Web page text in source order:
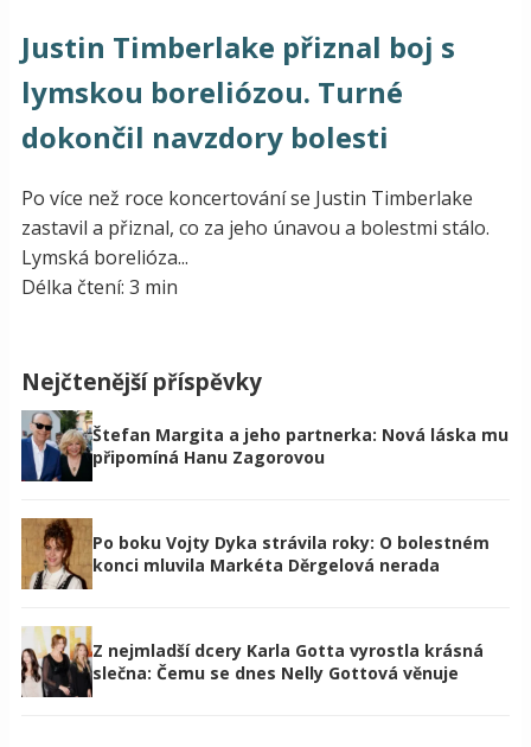
Justin Timberlake přiznal boj s
lymskou boreliózou. Turné
dokončil navzdory bolesti
Po více než roce koncertování se Justin Timberlake
zastavil a přiznal, co za jeho únavou a bolestmi stálo.
Lymská borelióza...
Délka čtení: 3 min
Nejčtenější příspěvky
Štefan Margita a jeho partnerka: Nová láska mu
připomíná Hanu Zagorovou
Po boku Vojty Dyka strávila roky: O bolestném
konci mluvila Markéta Děrgelová nerada
Z nejmladší dcery Karla Gotta vyrostla krásná
slečna: Čemu se dnes Nelly Gottová věnuje